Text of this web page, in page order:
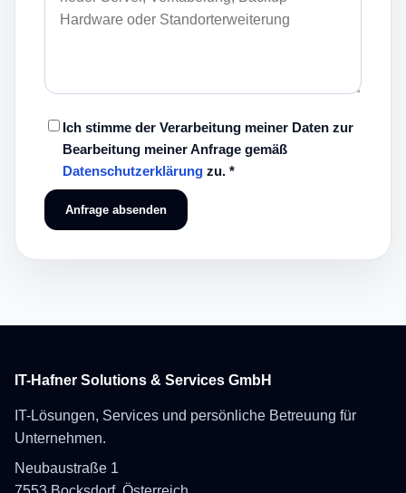
Ich stimme der Verarbeitung meiner Daten zur
Bearbeitung meiner Anfrage gemäß
Datenschutzerklärung zu. *
Anfrage absenden
IT-Hafner Solutions & Services GmbH
IT-Lösungen, Services und persönliche Betreuung für
Unternehmen.
Neubaustraße 1